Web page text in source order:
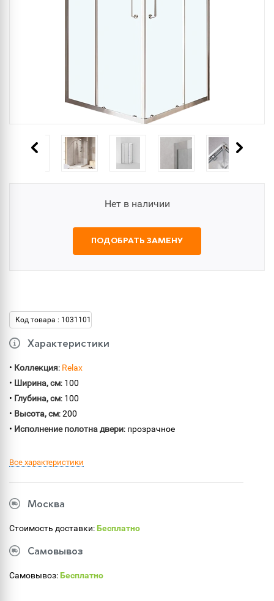
Нет в наличии
ПОДОБРАТЬ ЗАМЕНУ
Код товара : 1031101
Характеристики
• Коллекция: Relax
• Ширина, см: 100
• Глубина, см: 100
• Высота, см: 200
• Исполнение полотна двери: прозрачное
Все характеристики
Москва
Стоимость доставки:Бесплатно
Самовывоз
Самовывоз:Бесплатно